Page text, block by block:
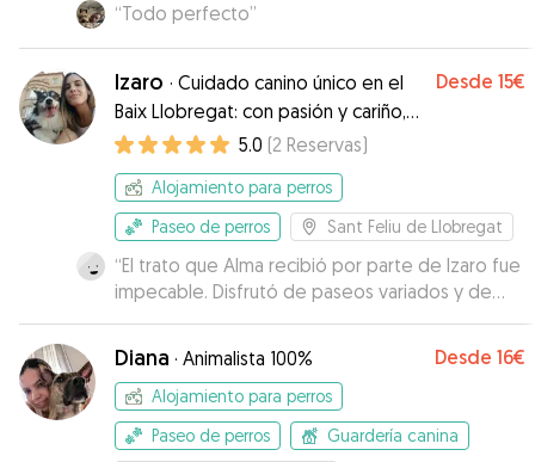
“Todo perfecto”
Izaro · Cuidado canino único en el
Baix Llobregat: con pasión y cariño,
como si fueran parte de mi familia."
Desde 15€
5.0 (2 Reservas)
Alojamiento para perros
Paseo de perros
Sant Feliu de Llobregat
“El trato que Alma recibió por parte de Izaro fue
impecable. Disfrutó de paseos variados y de
calidad, justo lo que necesita y agradece. Izaro
se mantuvo en contacto conmigo de forma
constante, compartiendo fotos y vídeos que
mostraban cómo estaba yendo. Además, el
hecho de que Alma pudiera compartir tiempo
con su perrita Vinyet fue un plus valioso, convivir
Diana · Animalista 100% Desde 16€
Alojamiento para perros
Paseo de perros
Guardería canina